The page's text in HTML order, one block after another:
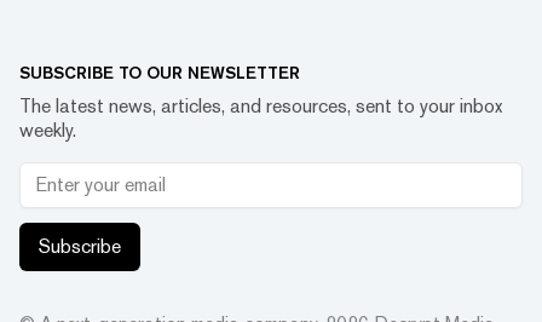
SUBSCRIBE TO OUR NEWSLETTER
The latest news, articles, and resources, sent to your inbox
weekly.
Subscribe